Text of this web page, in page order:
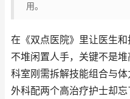
用。
在《双点医院》里让医生和
不堆闲置人手，关键不是
科室刚需拆解技能组合与
外科配两个高治疗护士却